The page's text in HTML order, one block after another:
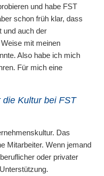
und habe FST
schon früh klar, dass
und auch der
mit meinen
Also habe ich mich
Für mich eine
Kultur bei FST
Das
Mitarbeiter. Wenn jemand
oder privater